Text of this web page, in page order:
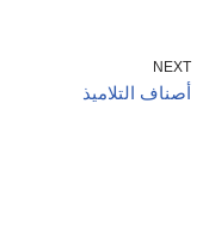
NEXT
أصناف التلاميذ